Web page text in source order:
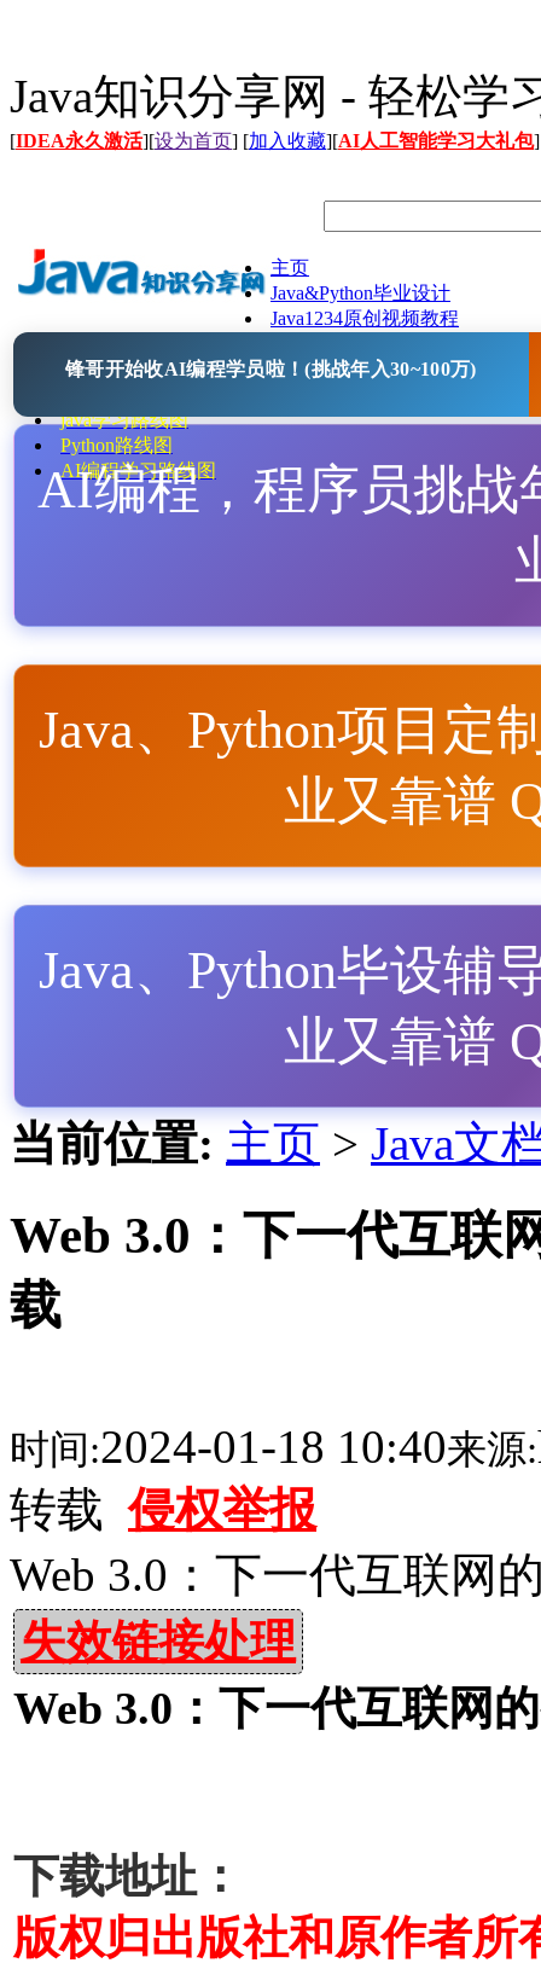
Java知识分享网 - 轻松学
[IDEA永久激活][设为首页] [加入收藏][AI人工智能学习大礼包]
主页
Java&Python毕业设计
Java1234原创视频教程
Java开源项目
java学习路线图
Python路线图
AI编程学习路线图
锋哥开始收AI编程学员啦！(挑战年入30~100万)
AI编程，程序员挑战
Java、Python项目定
业又靠谱
Java、Python毕设辅
业又靠谱
当前位置: 主页 > Java文
Web 3.0：下一代互联
载
时间:2024-01-18 10:40来源:
转载侵权举报
Web 3.0：下一代互联网
失效链接处理
Web 3.0：下一代互联网
下载地址：
版权归出版社和原作者